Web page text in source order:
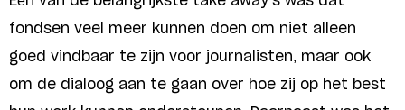
fondsen veel meer kunnen doen om niet alleen
goed vindbaar te zijn voor journalisten, maar ook
om de dialoog aan te gaan over hoe zij op het best